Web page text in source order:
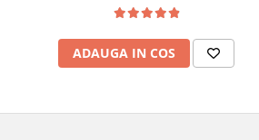
ADAUGA IN COS